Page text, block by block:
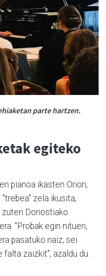
parte hartzen.
egiteko
pianoa ikasten Orion,
zela ikusita,
Donostiako
"Probak egin nituen,
pasatuko naiz; sei
falta zaizkit", azaldu du.